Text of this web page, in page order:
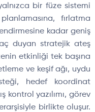
bir füze sistemi
fırlatma
kadar geniş
duyan stratejik ateş
etkinliği tek başına
ve keşif ağı, uydu
hedef koordinat
kontrol yazılımı, görev
birlikte oluşur.